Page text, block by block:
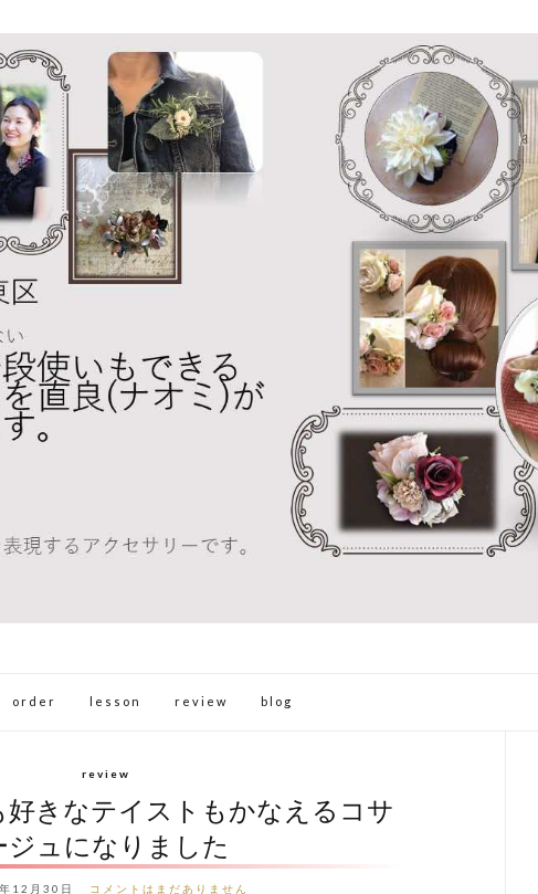
order lesson review blog
review
好きなテイストもかなえるコサ
ジュになりました
12月30日 コメントはまだありません